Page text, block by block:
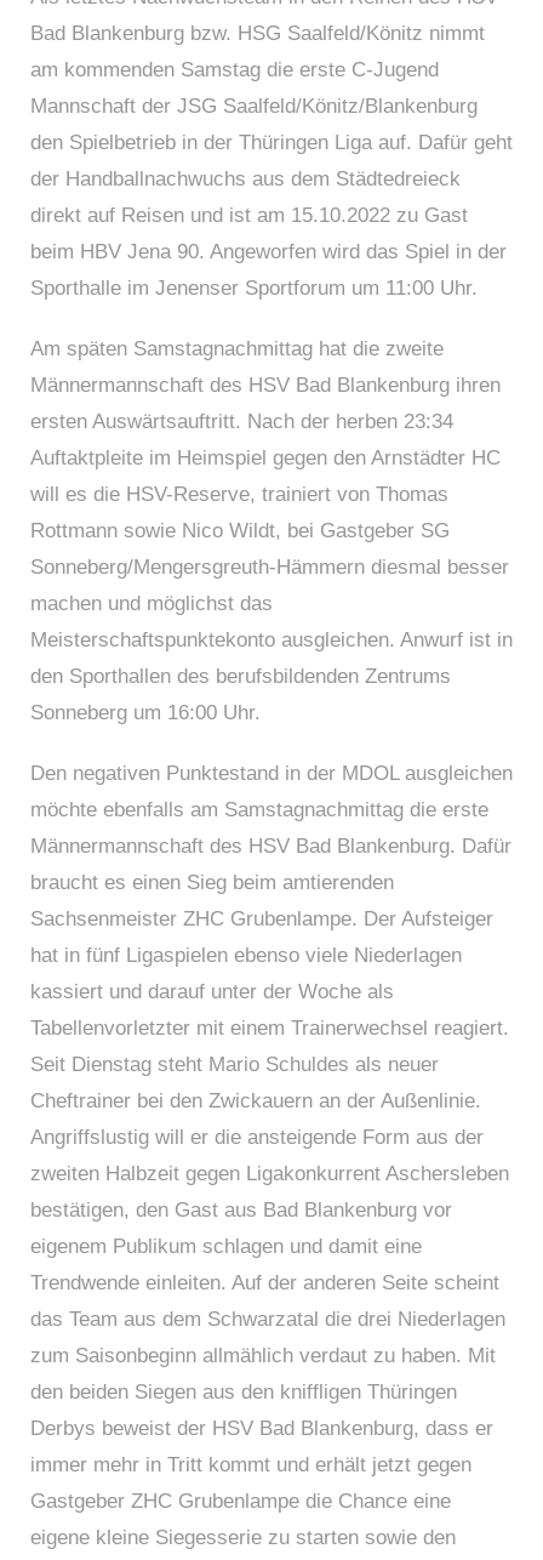
Bad Blankenburg bzw. HSG Saalfeld/Könitz nimmt
am kommenden Samstag die erste C-Jugend
Mannschaft der JSG Saalfeld/Könitz/Blankenburg
den Spielbetrieb in der Thüringen Liga auf. Dafür geht
der Handballnachwuchs aus dem Städtedreieck
direkt auf Reisen und ist am 15.10.2022 zu Gast
beim HBV Jena 90. Angeworfen wird das Spiel in der
Sporthalle im Jenenser Sportforum um 11:00 Uhr.
Am späten Samstagnachmittag hat die zweite
Männermannschaft des HSV Bad Blankenburg ihren
ersten Auswärtsauftritt. Nach der herben 23:34
Auftaktpleite im Heimspiel gegen den Arnstädter HC
will es die HSV-Reserve, trainiert von Thomas
Rottmann sowie Nico Wildt, bei Gastgeber SG
Sonneberg/Mengersgreuth-Hämmern diesmal besser
machen und möglichst das
Meisterschaftspunktekonto ausgleichen. Anwurf ist in
den Sporthallen des berufsbildenden Zentrums
Sonneberg um 16:00 Uhr.
Den negativen Punktestand in der MDOL ausgleichen
möchte ebenfalls am Samstagnachmittag die erste
Männermannschaft des HSV Bad Blankenburg. Dafür
braucht es einen Sieg beim amtierenden
Sachsenmeister ZHC Grubenlampe. Der Aufsteiger
hat in fünf Ligaspielen ebenso viele Niederlagen
kassiert und darauf unter der Woche als
Tabellenvorletzter mit einem Trainerwechsel reagiert.
Seit Dienstag steht Mario Schuldes als neuer
Cheftrainer bei den Zwickauern an der Außenlinie.
Angriffslustig will er die ansteigende Form aus der
zweiten Halbzeit gegen Ligakonkurrent Aschersleben
bestätigen, den Gast aus Bad Blankenburg vor
eigenem Publikum schlagen und damit eine
Trendwende einleiten. Auf der anderen Seite scheint
das Team aus dem Schwarzatal die drei Niederlagen
zum Saisonbeginn allmählich verdaut zu haben. Mit
den beiden Siegen aus den kniffligen Thüringen
Derbys beweist der HSV Bad Blankenburg, dass er
immer mehr in Tritt kommt und erhält jetzt gegen
Gastgeber ZHC Grubenlampe die Chance eine
eigene kleine Siegesserie zu starten sowie den